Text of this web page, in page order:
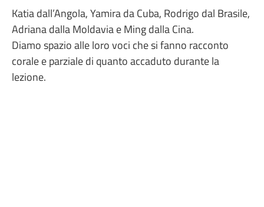
Katia dall’Angola, Yamira da Cuba, Rodrigo dal Brasile,
Adriana dalla Moldavia e Ming dalla Cina.
Diamo spazio alle loro voci che si fanno racconto
corale e parziale di quanto accaduto durante la
lezione.